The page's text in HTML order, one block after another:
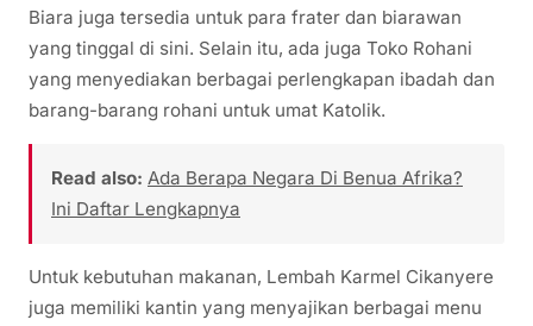
Biara juga tersedia untuk para frater dan biarawan
yang tinggal di sini. Selain itu, ada juga Toko Rohani
yang menyediakan berbagai perlengkapan ibadah dan
barang-barang rohani untuk umat Katolik.
Read also: Ada Berapa Negara Di Benua Afrika?
Ini Daftar Lengkapnya
Untuk kebutuhan makanan, Lembah Karmel Cikanyere
juga memiliki kantin yang menyajikan berbagai menu